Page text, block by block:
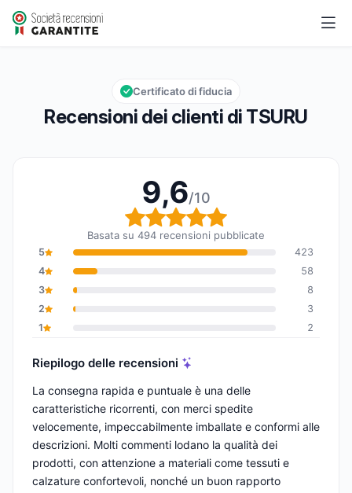
TSURU
Valutazione globale: 9,6 su 10
9,6/10
Recensioni dei clienti di TSURU
Certificato di fiducia
9,6/10
Valutazione globale:
Basata su 494 recensioni pubblicate
5
423
4
58
3
8
2
3
1
2
Riepilogo delle recensioni
La consegna rapida e puntuale è una delle
caratteristiche ricorrenti, con merci spedite
velocemente, impeccabilmente imballate e conformi alle
descrizioni. Molti commenti lodano la qualità dei
prodotti, con attenzione a materiali come tessuti e
calzature confortevoli, nonché un buon rapporto